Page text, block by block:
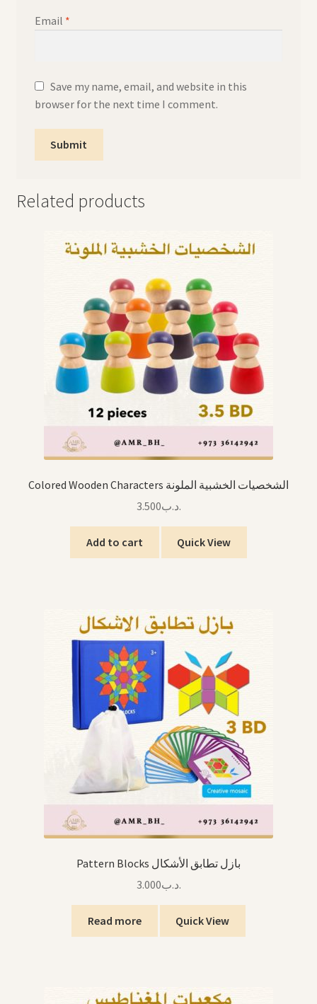
Email *
Save my name, email, and website in this
browser for the next time I comment.
Related products
Colored Wooden Characters الشخصيات الخشبية الملونة
.د.ب3.500
Add to cart Quick View
Pattern Blocks بازل تطابق الأشكال
.د.ب3.000
Read more Quick View